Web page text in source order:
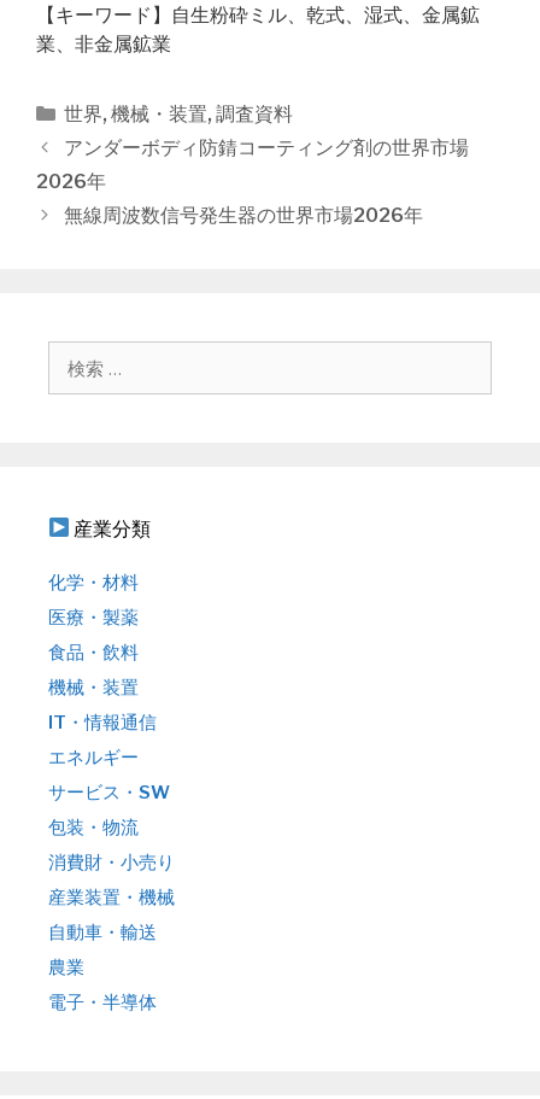
【キーワード】自生粉砕ミル、乾式、湿式、金属鉱
業、非金属鉱業
カ
テ
ゴ
ー
世界, 機械・装置, 調査資料
投
稿
ョ
アンダーボディ防錆コーティング剤の世界市場
2026年
無線周波数信号発生器の世界市場2026年
産業分類
化学・材料
医療・製薬
食品・飲料
機械・装置
IT・情報通信
エネルギー
サービス・SW
包装・物流
消費財・小売り
産業装置・機械
自動車・輸送
農業
電子・半導体